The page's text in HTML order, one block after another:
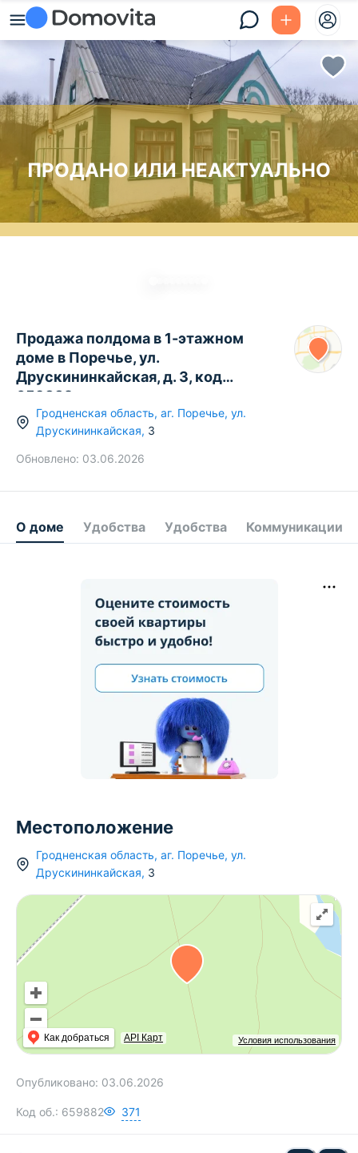
ПРОДАНО ИЛИ НЕАКТУАЛЬНО
Продажа полдома в 1-этажном
доме в Поречье, ул.
Друскининкайская, д. 3, код
659882
Гродненская область, аг. Поречье, ул.
Друскининкайская, 3
Обновлено: 03.06.2026
О доме Удобства Удобства Коммуникации
Местоположение
Гродненская область, аг. Поречье, ул.
Друскининкайская, 3
Условия использования
Как добраться API Карт
Опубликовано: 03.06.2026
Код об.: 659882 371